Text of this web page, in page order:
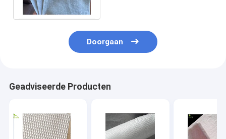
Doorgaan
Geadviseerde Producten